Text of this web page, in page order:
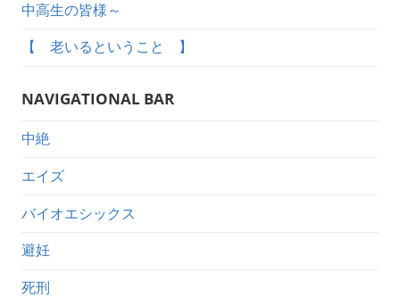
中高生の皆様～
【 老いるということ 】
NAVIGATIONAL BAR
中絶
エイズ
バイオエシックス
避妊
死刑